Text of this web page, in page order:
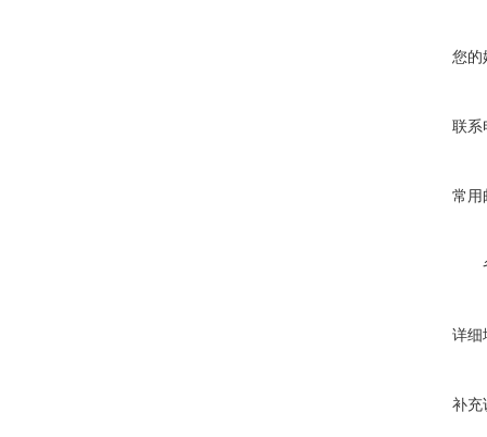
您的
联系
常用
详细
补充